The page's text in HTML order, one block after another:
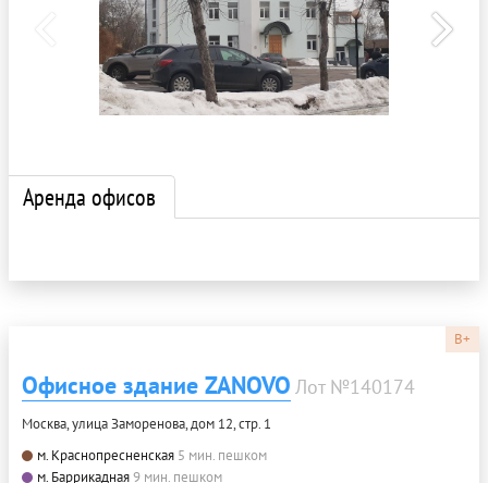
Аренда офисов
B+
Офисное здание ZANOVO Лот №140174
Москва, улица Заморенова, дом 12, стр. 1
м. Краснопресненская 5 мин. пешком
м. Баррикадная9 мин. пешком